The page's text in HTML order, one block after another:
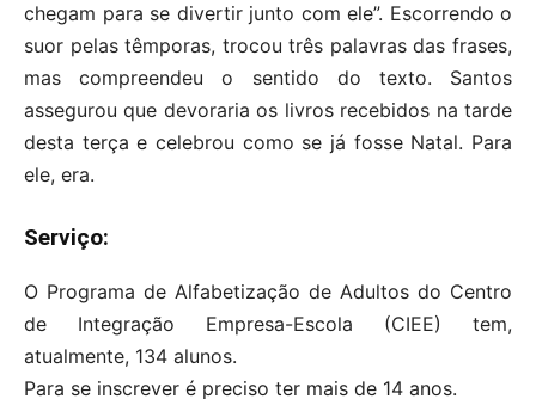
chegam para se divertir junto com ele”. Escorrendo o
suor pelas têmporas, trocou três palavras das frases,
mas compreendeu o sentido do texto. Santos
assegurou que devoraria os livros recebidos na tarde
desta terça e celebrou como se já fosse Natal. Para
ele, era.
Serviço:
O Programa de Alfabetização de Adultos do Centro
de Integração Empresa-Escola (CIEE) tem,
atualmente, 134 alunos.
Para se inscrever é preciso ter mais de 14 anos.